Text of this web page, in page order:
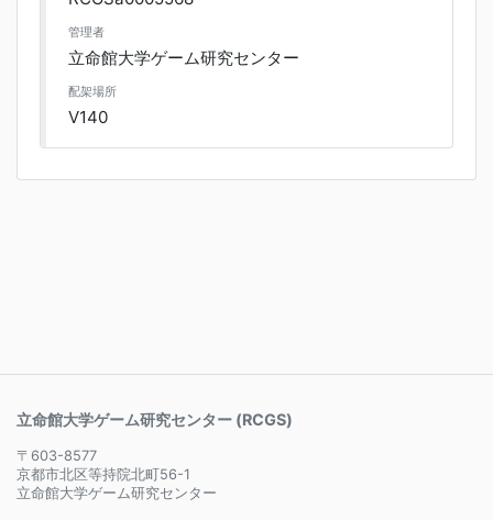
管理者
立命館大学ゲーム研究センター
配架場所
V140
立命館大学ゲーム研究センター (RCGS)
〒603-8577
京都市北区等持院北町56-1
立命館大学ゲーム研究センター